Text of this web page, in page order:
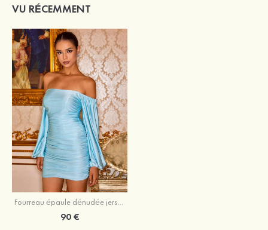
VU RÉCEMMENT
Fourreau épaule dénudée jersey courte/mini robe de fête de la rentrée
90 €